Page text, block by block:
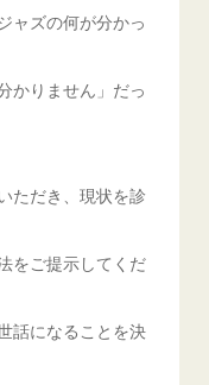
ャズの何が分かっ
かりません」だっ
ただき、現状を診
をご提示してくだ
話になることを決